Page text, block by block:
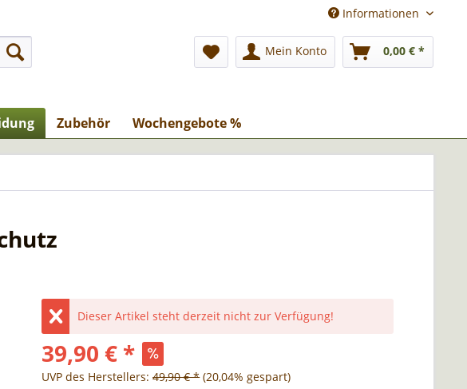
Informationen
Mein Konto 0,00 € *
Zubehör Wochengebote %
Dieser Artikel steht derzeit nicht zur Verfügung!
39,90 € *
UVP des Herstellers:49,90 € * (20,04% gespart)